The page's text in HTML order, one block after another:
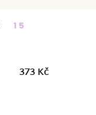
15
373 Kč